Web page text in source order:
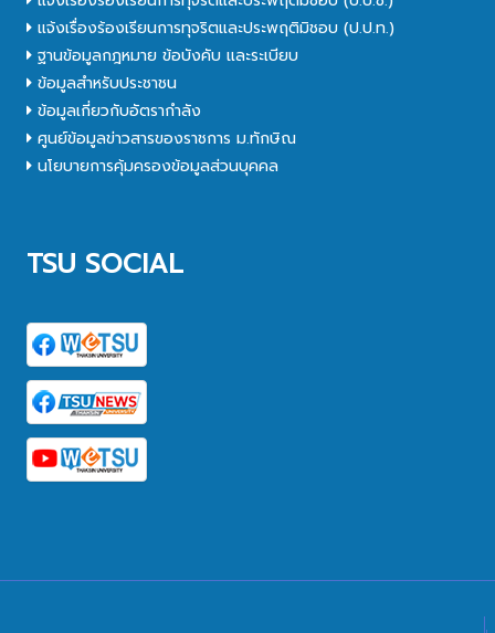
แจ้งเรื่องร้องเรียนการทุจริตและประพฤติมิชอบ (ป.ป.ท.)
ฐานข้อมูลกฎหมาย ข้อบังคับ และระเบียบ
ข้อมูลสำหรับประชาชน
ข้อมูลเกี่ยวกับอัตรากำลัง
ศูนย์ข้อมูลข่าวสารของราชการ ม.ทักษิณ
นโยบายการคุ้มครองข้อมูลส่วนบุคคล
TSU SOCIAL